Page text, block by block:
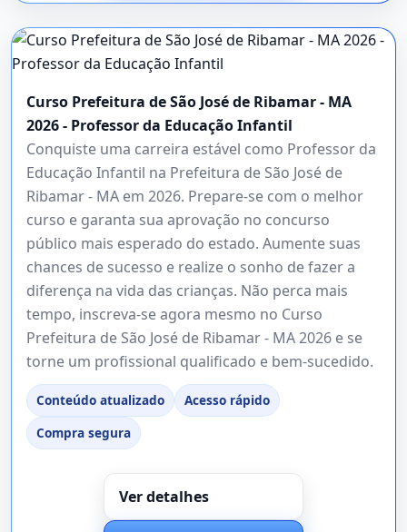
Curso Prefeitura de São José de Ribamar - MA
2026 - Professor da Educação Infantil
Conquiste uma carreira estável como Professor da
Educação Infantil na Prefeitura de São José de
Ribamar - MA em 2026. Prepare-se com o melhor
curso e garanta sua aprovação no concurso
público mais esperado do estado. Aumente suas
chances de sucesso e realize o sonho de fazer a
diferença na vida das crianças. Não perca mais
tempo, inscreva-se agora mesmo no Curso
Prefeitura de São José de Ribamar - MA 2026 e se
torne um profissional qualificado e bem-sucedido.
Conteúdo atualizado
Acesso rápido
Compra segura
Ver detalhes